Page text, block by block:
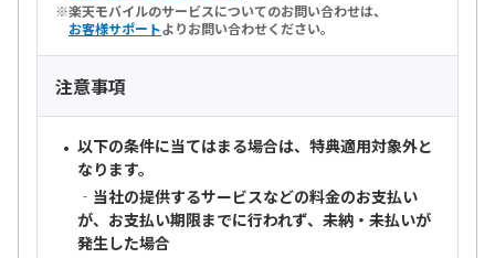
楽天モバイルのサービスについてのお問い合わせは、
お客様サポートよりお問い合わせください。
注意事項
以下の条件に当てはまる場合は、特典適用対象外と
なります。
‐当社の提供するサービスなどの料金のお支払い
が、お支払い期限までに行われず、未納・未払いが
発生した場合